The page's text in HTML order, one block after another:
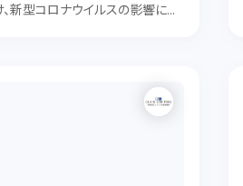
新型コロナウイルスの影響によ